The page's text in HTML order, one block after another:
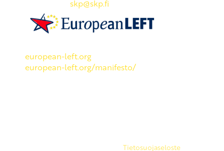
skp@skp.fi
european-left.org
european-left.org/manifesto/
Tietosuojaseloste